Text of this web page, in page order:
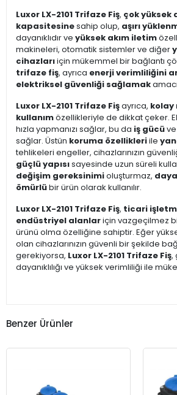
Luxor LX-2101 Trifaze Fiş, çok yüksek
kapasitesinesahip olup, aşırı
dayanıklıdır ve yüksek akım iletim
makineleri, otomatik sistemler ve diğer
cihazlarıiçin mükemmel bir bağlantı
trifaze fiş, ayrıca enerji verimliliğini
elektriksel güvenliği sağlamak
Luxor LX-2101 Trifaze Fişayrıca, kolay
kullanımözellikleriyle de dikkat çeker.
hızla yapmanızı sağlar, bu da iş gücüve
sağlar. Üstün koruma özellikleriile
tehlikeleri engeller, cihazlarınızın
güçlü yapısısayesinde uzun süreli
değişim gereksinimioluşturmaz,
ömürlübir ürün olarak kullanılır.
Luxor LX-2101 Trifaze Fiş, ticari
endüstriyel alanlariçin vazgeçilmez
ürünü olma özelliğine sahiptir. Eğer
olan cihazlarınızın güvenli bir şekilde
gerekiyorsa, Luxor LX-2101 Trifaze Fiş,
dayanıklılığı ve yüksek verimliliği ile
Benzer Ürünler